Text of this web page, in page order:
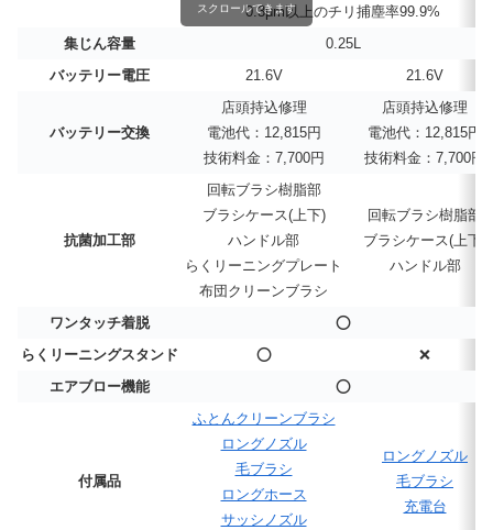
0.3μm以上のチリ捕塵率99.9%
集じん容量
0.25L
バッテリー電圧
21.6V 21.6V
バッテリー交換
店頭持込修理
電池代：12,815円
技術料金：7,700円
店頭持込修理
電池代：12,815円
技術料金：7,700円
抗菌加工部
回転ブラシ樹脂部
ブラシケース(上下)
ハンドル部
らくリーニングプレート
布団クリーンブラシ
回転ブラシ樹脂部
ブラシケース(上下)
ハンドル部
ワンタッチ着脱
⭕
らくリーニングスタンド
⭕
❌
エアブロー機能
⭕
付属品
ふとんクリーンブラシ
ロングノズル
毛ブラシ
ロングホース
サッシノズル
ロングノズル
毛ブラシ
充電台
スクロールできます